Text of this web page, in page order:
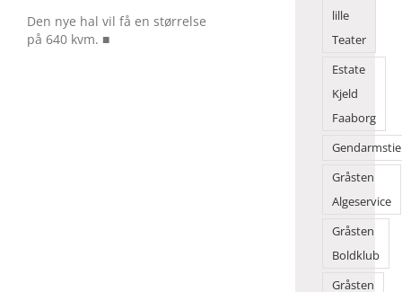
Den nye hal vil få en størrelse
på 640 kvm. ■
lille
Teater
Estate
Kjeld
Faaborg
Gråsten
Algeservice
Gråsten
Boldklub
Gråsten